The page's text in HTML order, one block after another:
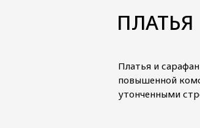
ПЛАТЬЯ
Платья и
повышенной
утонченными